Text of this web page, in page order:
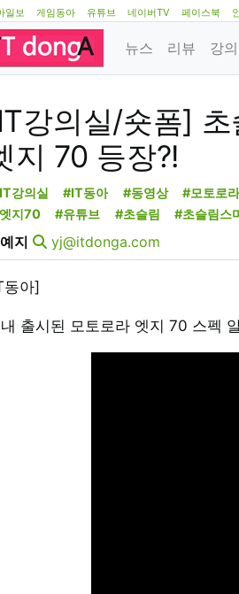
일보 게임동아 유튜브 네이버TV 페이스북
뉴스 리뷰 강의
강의실/숏폼]
지 70 등장?!
강의실 #IT동아 #동영상 #모토로
지70
#유튜브 #초슬림 #초슬림스
지 yj@itdonga.com
동아]
출시된 모토로라 엣지 70 스펙